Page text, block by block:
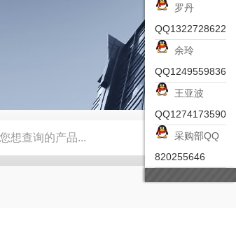
尔兹PILZ安全激光扫描仪 RZMO-TER-
罗丹
QQ1322728622
余玲
QQ1249559836
王亚波
QQ1274173590
采购部QQ
820255646